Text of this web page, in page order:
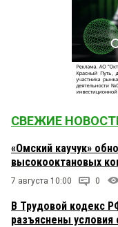
СВЕЖИЕ
«Омский каучук»
высокооктановых
7 августа 10:00 0
В Трудовой кодекс
разъяснены условия